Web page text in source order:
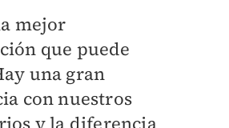
mejor
que puede
una gran
con nuestros
y la diferencia